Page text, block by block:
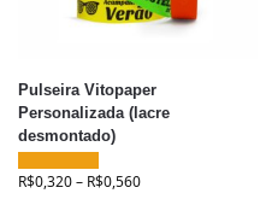
Pulseira Vitopaper
Personalizada (lacre
desmontado)
R$0,320– R$0,560